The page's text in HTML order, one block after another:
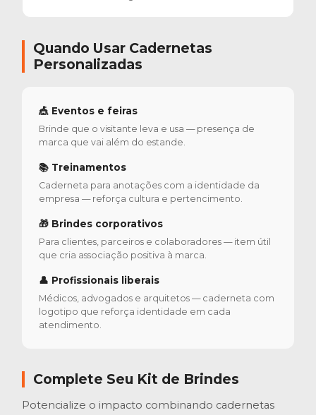
Quando Usar Cadernetas
Personalizadas
🎪 Eventos e feiras
Brinde que o visitante leva e usa — presença de
marca que vai além do estande.
📚 Treinamentos
Caderneta para anotações com a identidade da
empresa — reforça cultura e pertencimento.
🎁 Brindes corporativos
Para clientes, parceiros e colaboradores — item útil
que cria associação positiva à marca.
👤 Profissionais liberais
Médicos, advogados e arquitetos — caderneta com
logotipo que reforça identidade em cada
atendimento.
Complete Seu Kit de Brindes
Potencialize o impacto combinando cadernetas